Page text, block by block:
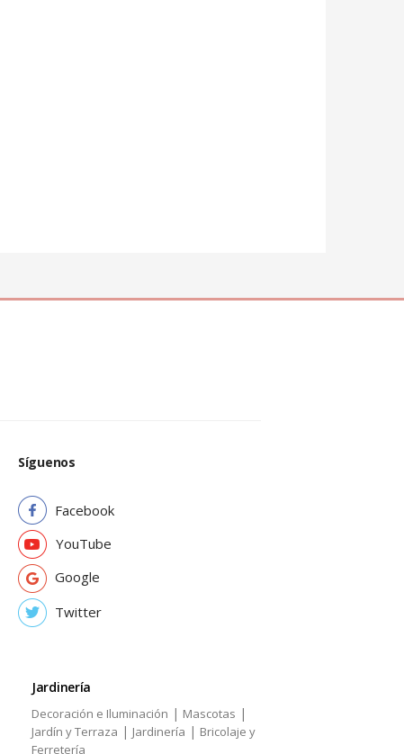
Síguenos
Facebook
YouTube
Google
Twitter
Jardinería
Decoración e Iluminación | Mascotas |
Jardín y Terraza | Jardinería | Bricolaje y
Ferretería